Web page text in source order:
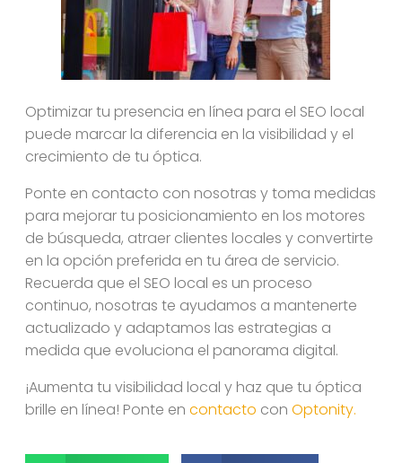
Optimizar tu presencia en línea para el SEO local
puede marcar la diferencia en la visibilidad y el
crecimiento de tu óptica.
Ponte en contacto con nosotras y toma medidas
para mejorar tu posicionamiento en los motores
de búsqueda, atraer clientes locales y convertirte
en la opción preferida en tu área de servicio.
Recuerda que el SEO local es un proceso
continuo, nosotras te ayudamos a mantenerte
actualizado y adaptamos las estrategias a
medida que evoluciona el panorama digital.
¡Aumenta tu visibilidad local y haz que tu óptica
brille en línea! Ponte en contacto con Optonity.